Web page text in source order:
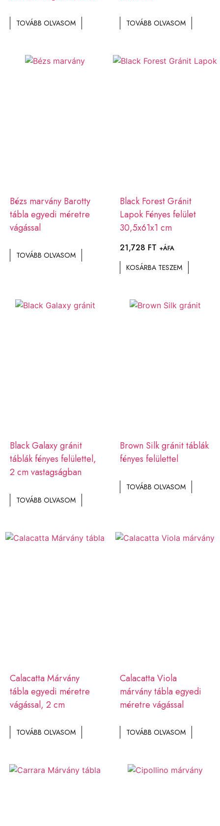
TOVÁBB OLVASOM TOVÁBB OLVASOM
Bézs marvány Barotty
tábla egyedi méretre
vágással
TOVÁBB OLVASOM
Black Forest Gránit
Lapok Fényes felület
30,5x61x1 cm
21,728 FT +ÁFA
KOSÁRBA TESZEM
Black Galaxy gránit
táblák fényes felülettel,
2 cm vastagságban
TOVÁBB OLVASOM
Brown Silk gránit táblák
fényes felülettel
TOVÁBB OLVASOM
Calacatta Márvány
tábla egyedi méretre
vágással, 2 cm
TOVÁBB OLVASOM
Calacatta Viola
márvány tábla egyedi
méretre vágással
TOVÁBB OLVASOM